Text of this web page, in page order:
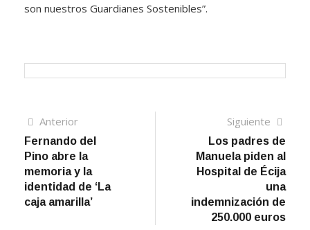
son nuestros Guardianes Sostenibles”.
Navegación
de
entradas
AnteriorArtículo
anterior
Fernando del
Pino abre la
memoria y la
identidad de ‘La
caja amarilla’
Siguiente
Los padres de
Manuela piden al
Hospital de Écija
una
indemnización de
250.000 euros